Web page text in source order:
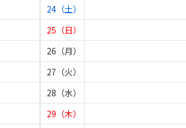
24（土）
25（日）
26（月）
27（火）
28（水）
29（木）